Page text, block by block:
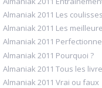
Almaniak 2011 Les
Almaniak 2011 Les
Almaniak 2011
Almaniak 2011 Pourquoi ?
Almaniak 2011 Tous les
Almaniak 2011 Vrai ou faux